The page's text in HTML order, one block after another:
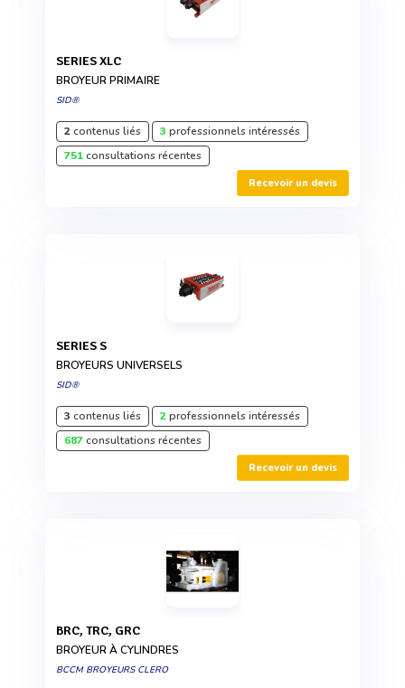
SERIES XLC
BROYEUR PRIMAIRE
SID®
2contenus liés 3 professionnels intéressés
751consultations récentes
Recevoir un devis
SERIES S
BROYEURS UNIVERSELS
SID®
3 contenus liés 2professionnels intéressés
687consultations récentes
Recevoir un devis
BRC, TRC, GRC
BROYEUR À CYLINDRES
BCCM BROYEURS CLERO